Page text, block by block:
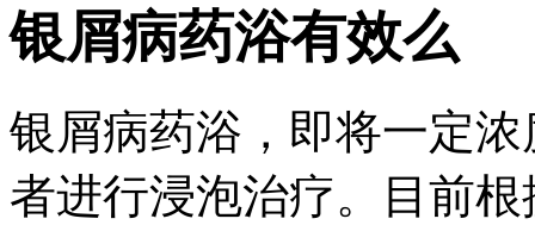
银屑病药浴有效么
银屑病药浴，即将一定
者进行浸泡治疗。目前